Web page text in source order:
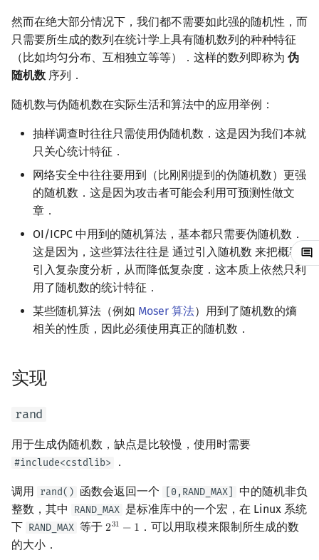
致谢 CLion
Geany
GUIDE
CP Editor
Code::Blocks
Testlib
Polygon
LaTeX 入门
pb_ds
编译优化
Java 进阶 堆排序
桶排序
锦标赛排序
排序相关 STL
排序应用
二分
倍增
回溯法
Dancing Links
数位 DP
插头 DP
动态 DP
概率 DP
DP 套 DP
DP 优化
其它 DP 方法
Z 函数（扩展 KMP）
AC 自动机
后缀自动机 (SAM)
后缀平衡树
广义后缀自动机
后缀树
Manacher
序列自动机
最小表示法
Lyndon 分解
Main–Lorentz 算法
弧度制与坐标系
复数
费马小定理 & 欧拉定理
模逆元
中国剩余定理
阶乘取模
卢卡斯定理
同余方程
阶 & 原根
数论分块
莫比乌斯反演
多项式与生成函数
多项式初等函数
常系数齐次线性递推
符号化方法
形式幂级数复合|复合逆
普通生成函数
指数生成函数
组合数学
伯努利数
Entringer Number
分拆数
Pólya 计数
图论计数
线性代数
线性映射
特征多项式
Jordan标准型
线性规划
抽象代数
博弈论
数值算法
序理论
杨氏矩阵
Berlekamp–Massey 算法
单调栈
单调队列
树状数组
线段树
划分树
二叉搜索树 & 平衡树
红黑树
左偏红黑树
跳表
树套树
K-D Tree
动态树
析合树
手指树
霍夫曼树
树分治
动态树分治
树哈希
最短路问题
生成树问题
连通性相关
环计数问题
最小环
2-SAT
哈密顿图
二分图
平面图
弦图
网络流
图的匹配
旋转卡壳
半平面交
随机增量法
反演变换
计算几何杂项
shuffle
非确定随机数的均匀分布整
数随机数生成器
随机数分布
实现
其他实现方法
线性同余随机数生成器
时滞斐波那契随机数生成
器
然而在绝大部分情况下，我们都不需要如此强的随机性，而
只需要所生成的数列在统计学上具有随机数列的种种特征
（比如均匀分布、互相独立等等）．这样的数列即称为 伪
随机数 序列．
随机数与伪随机数在实际生活和算法中的应用举例：
抽样调查时往往只需使用伪随机数．这是因为我们本就
只关心统计特征．
网络安全中往往要用到（比刚刚提到的伪随机数）更强
的随机数．这是因为攻击者可能会利用可预测性做文
章．
OI/ICPC 中用到的随机算法，基本都只需要伪随机数．
这是因为，这些算法往往是 通过引入随机数 来把概率
引入复杂度分析，从而降低复杂度．这本质上依然只利
用了随机数的统计特征．
某些随机算法（例如 Moser 算法）用到了随机数的熵
相关的性质，因此必须使用真正的随机数．
实现
rand
用于生成伪随机数，缺点是比较慢，使用时需要
#include<cstdlib> ．
调用 rand() 函数会返回一个 [0,RAND_MAX]
中的随机非负
整数，其中
RAND_MAX 是标准库中的一个宏，在 Linux 系统
下 RAND_MAX 等于 231 − 1
231 −1
．可以用取模来限制所生成的数
的大小．